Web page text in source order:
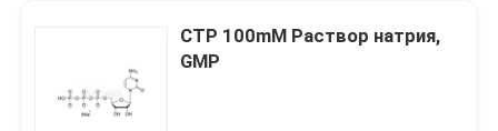
CTP 100mM Раствор натрия,
GMP